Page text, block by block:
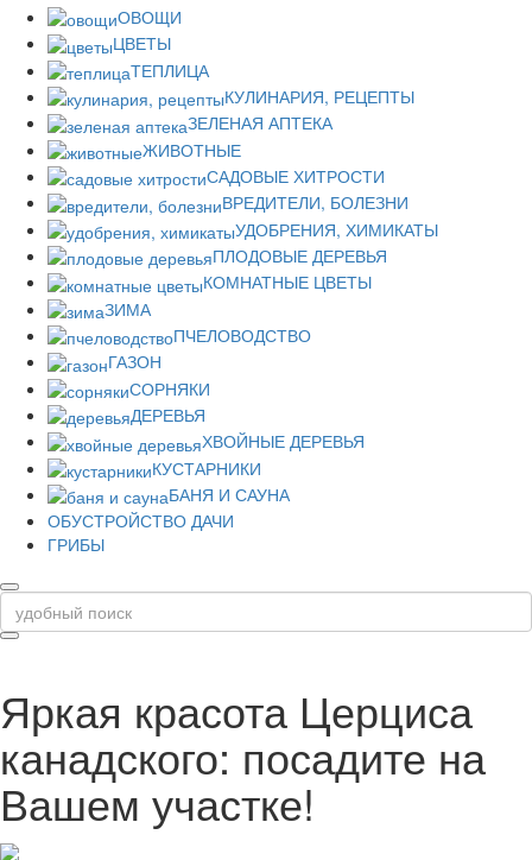
ОВОЩИ
ЦВЕТЫ
ТЕПЛИЦА
КУЛИНАРИЯ, РЕЦЕПТЫ
ЗЕЛЕНАЯ АПТЕКА
ЖИВОТНЫЕ
САДОВЫЕ ХИТРОСТИ
ВРЕДИТЕЛИ, БОЛЕЗНИ
УДОБРЕНИЯ, ХИМИКАТЫ
ПЛОДОВЫЕ ДЕРЕВЬЯ
КОМНАТНЫЕ ЦВЕТЫ
ЗИМА
ПЧЕЛОВОДСТВО
ГАЗОН
СОРНЯКИ
ДЕРЕВЬЯ
ХВОЙНЫЕ ДЕРЕВЬЯ
КУСТАРНИКИ
БАНЯ И САУНА
ОБУСТРОЙСТВО ДАЧИ
ГРИБЫ
Яркая красота Церциса
канадского: посадите на
Вашем участке!